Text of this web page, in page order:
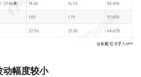
动幅度较小